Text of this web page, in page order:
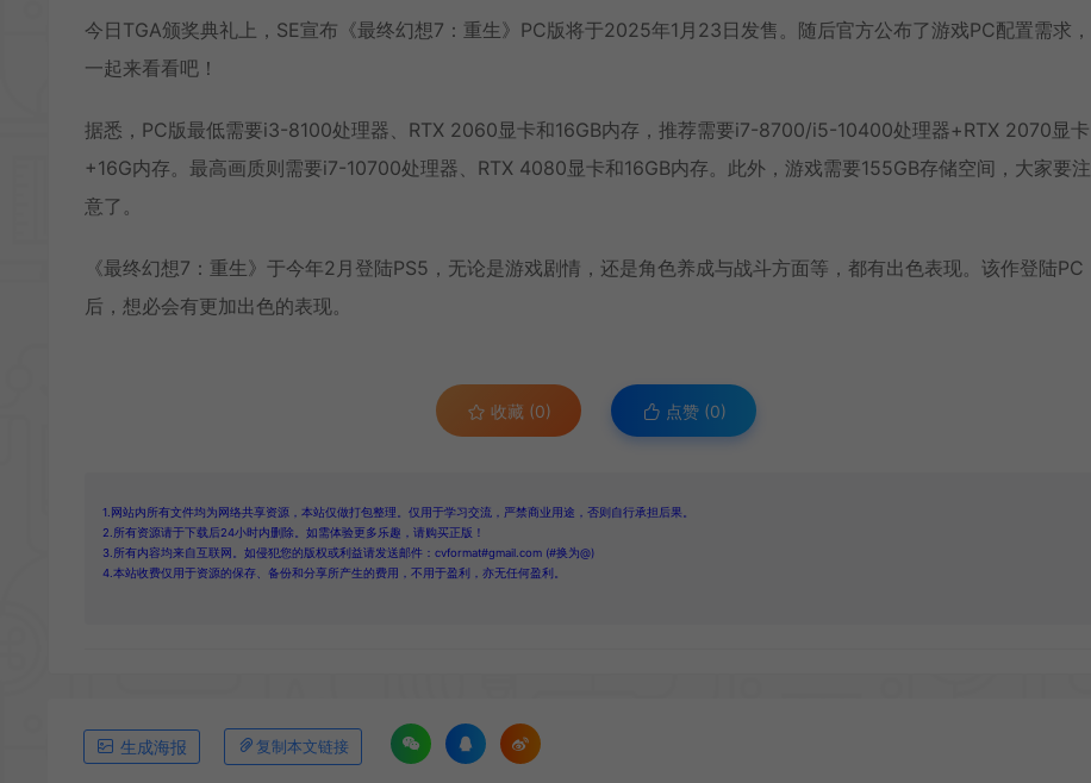
今日TGA颁奖典礼上，SE宣布《最终幻想7：重生》PC版将于2025年1月23日发售。随后官方公布了游戏PC配置需求，
一起来看看吧！
据悉，PC版最低需要i3-8100处理器、RTX 2060显卡和16GB内存，推荐需要i7-8700/i5-10400处理器+RTX 2070显卡
+16G内存。最高画质则需要i7-10700处理器、RTX 4080显卡和16GB内存。此外，游戏需要155GB存储空间，大家要注
意了。
《最终幻想7：重生》于今年2月登陆PS5，无论是游戏剧情，还是角色养成与战斗方面等，都有出色表现。该作登陆PC
后，想必会有更加出色的表现。
收藏 (0) 点赞 (0)
1.网站内所有文件均为网络共享资源，本站仅做打包整理。仅用于学习交流，严禁商业用途，否则自行承担后果。
2.所有资源请于下载后24小时内删除。如需体验更多乐趣，请购买正版！
3.所有内容均来自互联网。如侵犯您的版权或利益请发送邮件：cvformat#gmail.com (#换为@)
4.本站收费仅用于资源的保存、备份和分享所产生的费用，不用于盈利，亦无任何盈利。
生成海报 复制本文链接